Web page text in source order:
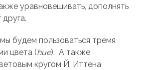
уравновешивать, дополнять
друга.
будем пользоваться тремя
цвета (hue). А также
кругом Й. Иттена